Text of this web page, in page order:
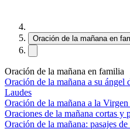
Oración de la mañana en
Oración de la mañana en familia
Oración de la mañana a su ángel
Laudes
Oración de la mañana a la
Oraciones de la mañana cortas y
Oración de la mañana: pasajes